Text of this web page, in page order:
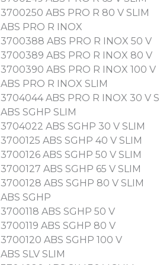
3700250 ABS PRO R 80 V SLIM
ABS PRO R INOX
3700388 ABS PRO R INOX 50 V
3700389 ABS PRO R INOX 80 V
3700390 ABS PRO R INOX 100 V
ABS PRO R INOX SLIM
3704044 ABS PRO R INOX 30 V
ABS SGHP SLIM
3704022 ABS SGHP 30 V SLIM
3700125 ABS SGHP 40 V SLIM
3700126 ABS SGHP 50 V SLIM
3700127 ABS SGHP 65 V SLIM
3700128 ABS SGHP 80 V SLIM
ABS SGHP
3700118 ABS SGHP 50 V
3700119 ABS SGHP 80 V
3700120 ABS SGHP 100 V
ABS SLV SLIM